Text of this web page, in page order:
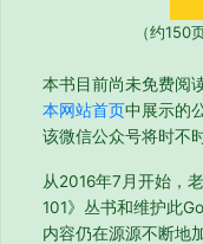
（约150
本书目前尚未免费阅
本网站首页中展示的
该微信公众号将时不
从2016年7月开始，
101》丛书和维护此
内容仍在源源不断地